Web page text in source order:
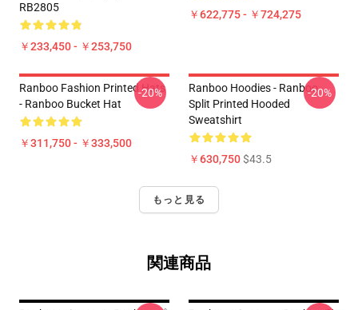
RB2805
￥233,450 - ￥253,750
￥622,775 - ￥724,275
Ranboo Fashion Printed Hats
- Ranboo Bucket Hat
￥311,750 - ￥333,500
-20%
Ranboo Hoodies - Ranboo
Split Printed Hooded
Sweatshirt
￥630,750$43.5
-20%
もっと見る
関連商品